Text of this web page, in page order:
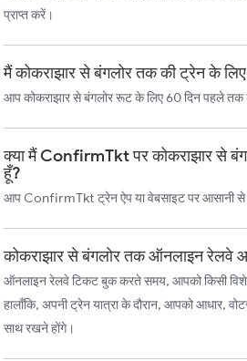
प्राप्त करें।
मैं कोकराझार से बंगलोर तक की ट्रेन के
आप कोकराझार से बंगलोर रूट के लिए 60 दिन पहले
क्या मैं ConfirmTkt पर कोकराझार से
हूँ?
आप ConfirmTkt ट्रेन ऐप या वेबसाइट पर आसानी से
कोकराझार से बंगलोर तक ऑनलाइन रेलवे
ऑनलाइन रेलवे टिकट बुक करते समय, आपको किसी
हालाँकि, अपनी ट्रेन यात्रा के दौरान, आपको आधार,
साथ रखने होंगे।